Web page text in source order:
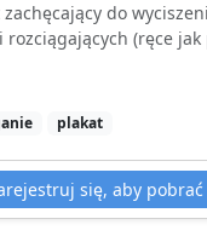
do
rozciągających (ręce jak
plakat
się, aby pobrać